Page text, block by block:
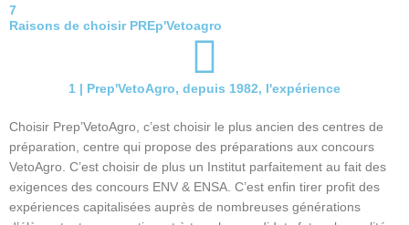
7
Raisons de choisir PREp'Vetoagro
1 | Prep'VetoAgro, depuis 1982, l'expérience
Choisir Prep’VetoAgro, c’est choisir le plus ancien des centres de
préparation, centre qui propose des préparations aux concours
VetoAgro. C’est choisir de plus un Institut parfaitement au fait des
exigences des concours ENV & ENSA. C’est enfin tirer profit des
expériences capitalisées auprès de nombreuses générations